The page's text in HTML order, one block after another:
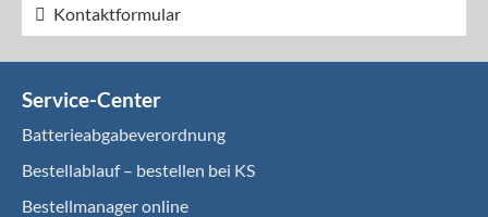
Kontaktformular
Service-Center
Batterieabgabeverordnung
Bestellablauf – bestellen bei KS
Bestellmanager online